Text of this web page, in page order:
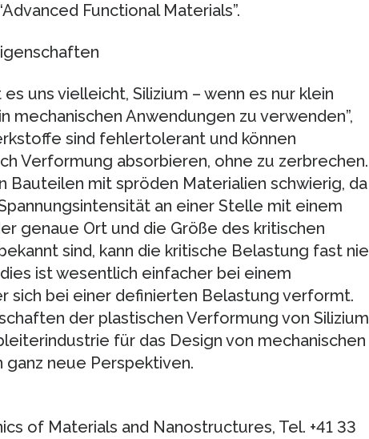
Functional Materials”.
uns vielleicht, Silizium – wenn es nur klein
mechanischen Anwendungen zu verwenden”,
sind fehlertolerant und können
Verformung absorbieren, ohne zu zerbrechen.
Bauteilen mit spröden Materialien schwierig, da
an einer Stelle mit einem
genaue Ort und die Größe des kritischen
sind, kann die kritische Belastung fast nie
ist wesentlich einfacher bei einem
sich bei einer definierten Belastung verformt.
der plastischen Verformung von Silizium
für das Design von mechanischen
neue Perspektiven.
of Materials and Nanostructures, Tel. +41 33